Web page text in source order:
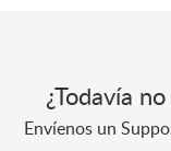
¿Todavía
Envíenos un